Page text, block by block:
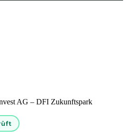
AG – DFI Zukunftspark